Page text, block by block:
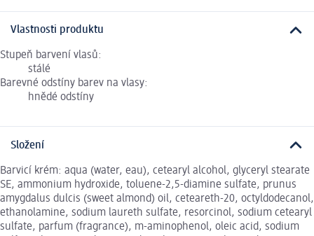
Vlastnosti produktu
Stupeň barvení vlasů:
stálé
Barevné odstíny barev na vlasy:
hnědé odstíny
Složení
Barvicí krém: aqua (water, eau), cetearyl alcohol, glyceryl stearate
SE, ammonium hydroxide, toluene-2,5-diamine sulfate, prunus
amygdalus dulcis (sweet almond) oil, ceteareth-20, octyldodecanol,
ethanolamine, sodium laureth sulfate, resorcinol, sodium cetearyl
sulfate, parfum (fragrance), m-aminophenol, oleic acid, sodium